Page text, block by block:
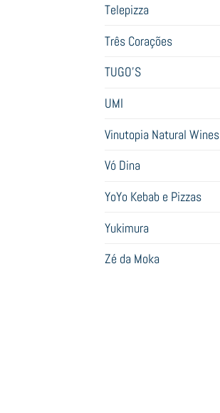
Telepizza
Três Corações
TUGO'S
UMI
Vinutopia Natural Wines
Vó Dina
YoYo Kebab e Pizzas
Yukimura
Zé da Moka